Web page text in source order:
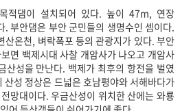
적댐이 설치되어 있다. 높이 47m, 연장
부안댐은 부안 군민들의 생명수인 셈이다.
산온천, 벼락폭포 등의 관광지가 있다. 부안
면 백제시대 사찰 개암사가 나오고 개암사
산성을 만난다. 백제가 최후의 항전을 벌였
산성 정상은 드넓은 호남평야와 서해바다가
망대이다. 우금산성이 위치한 산에는 와룡